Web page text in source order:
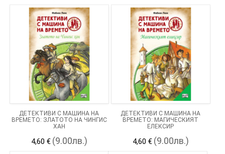
ДЕТЕКТИВИ С МАШИНА НА
ВРЕМЕТО: ЗЛАТОТО НА ЧИНГИС
ХАН
4,60 € (9.00лв.)
ДЕТЕКТИВИ С МАШИНА НА
ВРЕМЕТО: МАГИЧЕСКИЯТ
ЕЛЕКСИР
4,60 € (9.00лв.)